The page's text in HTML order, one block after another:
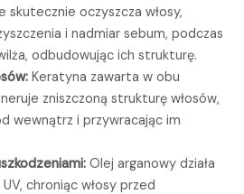
skutecznie oczyszcza włosy,
i nadmiar sebum, podczas
odbudowując ich strukturę.
Keratyna zawarta w obu
zniszczoną strukturę włosów,
wewnątrz i przywracając im
Olej arganowy działa
chroniąc włosy przed